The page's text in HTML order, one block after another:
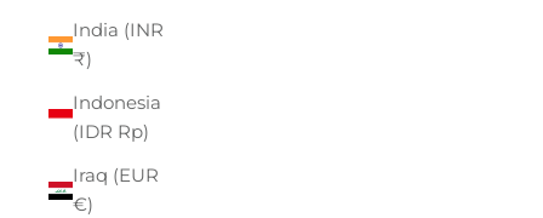
India (INR
₹)
Indonesia
(IDR Rp)
Iraq (EUR
€)